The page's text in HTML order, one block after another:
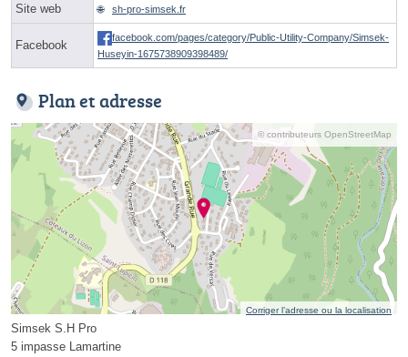
Site web sh-pro-simsek.fr
Facebook
facebook.com/pages/category/Public-Utility-Company/Simsek-
Huseyin-1675738909398489/
Plan et adresse
© contributeurs OpenStreetMap
Corriger l’adresse ou la localisation
Simsek S.H Pro
5 impasse Lamartine